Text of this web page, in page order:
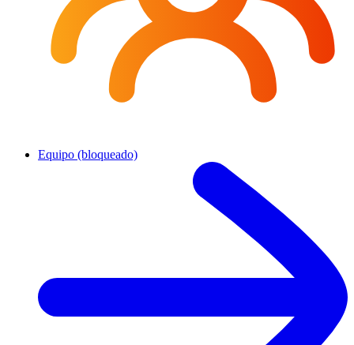
Equipo (bloqueado)